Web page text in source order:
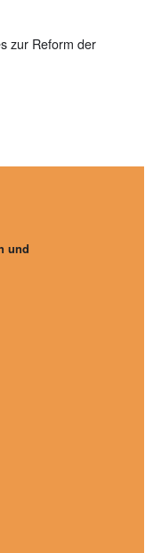
und
zur Reform der